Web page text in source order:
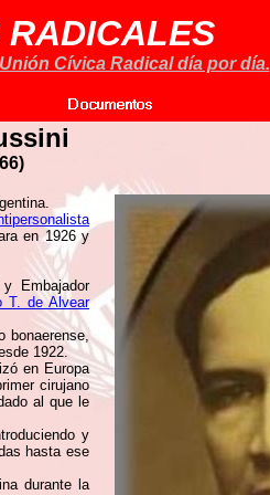
RADICALES
Cívica Radical día por día.
en 1926 y
Embajador
T. de Alvear
bonaerense,
1922.
en Europa
cirujano
al que le
y
hasta ese
durante la